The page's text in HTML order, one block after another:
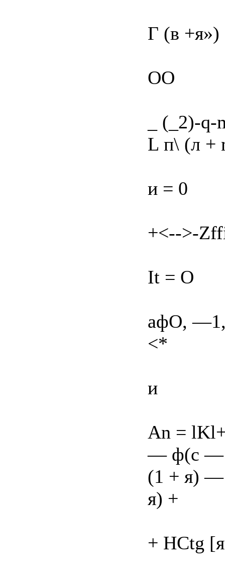
Г (в
OO
_ (_2)-
L п\ (л
и = 0
+<-->-
It = O
афО, —1,
<*
и
An =
— ф(с —
(1 + я)
я) +
+ HCtg